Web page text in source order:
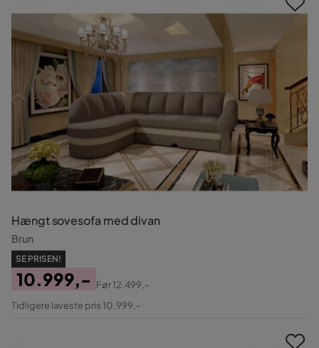
Hængt sovesofa med divan
Brun
SE PRISEN!
Pris
10.999,-
Original
Før12.499,-
Tidligere laveste pris 10.999,-